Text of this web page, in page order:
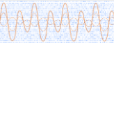
Passer
vers
le